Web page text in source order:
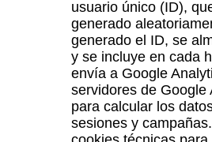
usuario único (ID),
generado
generado el ID, se
y se incluye en cada
envía a Google
servidores de Google
para calcular los
sesiones y